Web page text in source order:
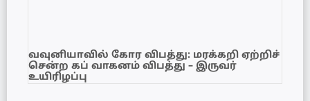
வவுனியாவில் கோர விபத்து: மரக்கறி ஏற்றிச்
சென்ற கப் வாகனம் விபத்து – இருவர்
உயிரிழப்பு